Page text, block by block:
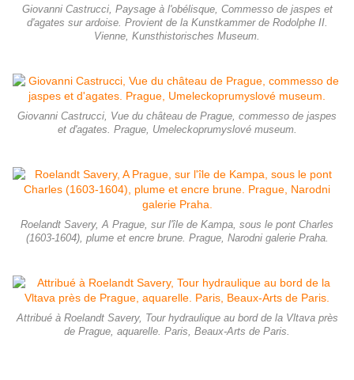
Giovanni Castrucci, Paysage à l'obélisque, Commesso de jaspes et
d'agates sur ardoise. Provient de la Kunstkammer de Rodolphe II.
Vienne, Kunsthistorisches Museum.
Giovanni Castrucci, Vue du château de Prague, commesso de jaspes
et d'agates. Prague, Umeleckoprumyslové museum.
Roelandt Savery, A Prague, sur l'île de Kampa, sous le pont Charles
(1603-1604), plume et encre brune. Prague, Narodni galerie Praha.
Attribué à Roelandt Savery, Tour hydraulique au bord de la Vltava près
de Prague, aquarelle. Paris, Beaux-Arts de Paris.